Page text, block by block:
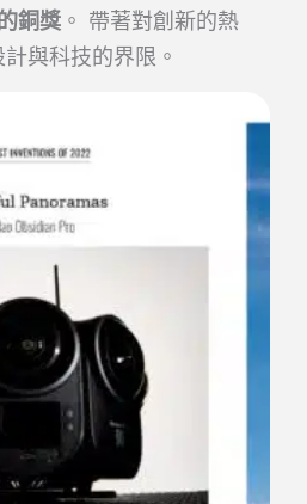
銅獎 。 帶著對創新的熱
與科技的界限。